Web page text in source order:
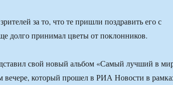
за то, что те пришли поздравить его с
долго принимал цветы от поклонников.
свой новый альбом «Самый лучший в
вечере, который прошел в РИА Новости в